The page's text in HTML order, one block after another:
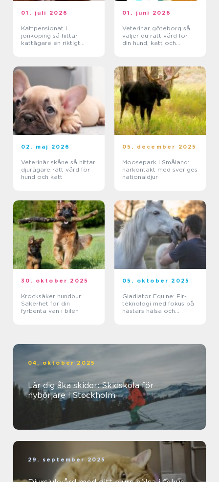
01. juli 2026
Kattpensionat i
jönköping så hittar
kattägare en riktigt
01. juni 2026
Veterinär göteborg så
väljer du rätt vård för
din hund, katt och
02. maj 2026
Veterinär skåne så hittar
djurägare rätt vård för
hund och katt
05. december 2025
Moosepark i Småland:
närkontakt med sveriges
nationaldjur
30. oktober 2025
Krocksäker hundbur:
Säkerhet för din
fyrbenta vän i bilen
05. oktober 2025
Gladiator Equine: Fir-
teknologi med fokus på
hästars hälsa och
04. oktober 2025
Lär dig åka skidor: Skidskola för
nybörjare i Stockholm
29. september 2025